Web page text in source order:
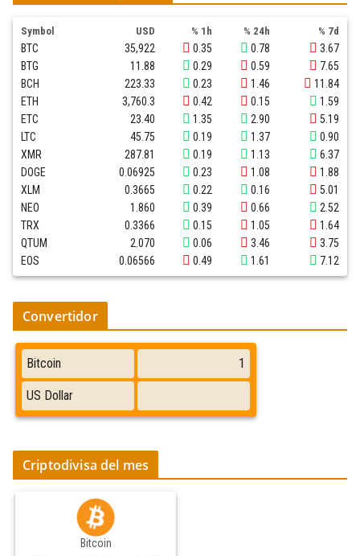
Symbol USD % 1h % 24h % 7d
BTC 35,922 0.35 0.78
3.67
BTG
11.88 0.29 0.59
7.65
BCH
223.33 0.23 1.46
11.84
ETH
3,760.3 0.42 0.15
1.59
ETC
23.40 1.35 2.90
5.19
LTC
45.75 0.19 1.37
0.90
XMR
287.81 0.19 1.13
6.37
DOGE
0.06925 0.23 1.08
1.88
XLM
0.3665 0.22 0.16
5.01
NEO
1.860 0.39 0.66
2.52
TRX
0.3366 0.15 1.05
1.64
QTUM
2.070 0.06 3.46
3.75
EOS
0.06566 0.49 1.61 7.12
Convertidor
Criptodivisa del mes
Bitcoin